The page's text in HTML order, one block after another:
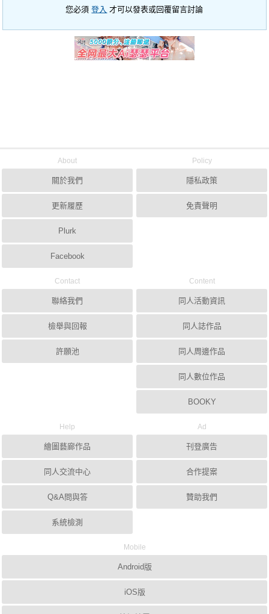
您必須登入 才可以發表或回覆留言討論
About
關於我們
更新履歷
Plurk
Facebook
Policy
隱私政策
免責聲明
Contact
聯絡我們
檢舉與回報
許願池
Content
同人活動資訊
同人誌作品
同人周邊作品
同人數位作品
BOOKY
Help
繪圖藝廊作品
同人交流中心
Q&A問與答
系統檢測
Ad
刊登廣告
合作提案
贊助我們
Mobile
Android版
iOS版